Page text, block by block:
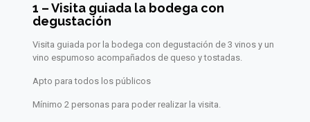
1 – Visita guiada la bodega con
degustación
Visita guiada por la bodega con degustación de 3 vinos y un
vino espumoso acompañados de queso y tostadas.
Apto para todos los públicos
Mínimo 2 personas para poder realizar la visita.